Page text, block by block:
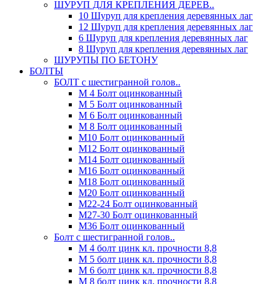
ШУРУП ДЛЯ КРЕПЛЕНИЯ ДЕРЕВ..
10 Шуруп для крепления деревянных лаг
12 Шуруп для крепления деревянных лаг
6 Шуруп для крепления деревянных лаг
8 Шуруп для крепления деревянных лаг
ШУРУПЫ ПО БЕТОНУ
БОЛТЫ
БОЛТ с шестигранной голов..
М 4 Болт оцинкованный
М 5 Болт оцинкованный
М 6 Болт оцинкованный
М 8 Болт оцинкованный
М10 Болт оцинкованный
М12 Болт оцинкованный
М14 Болт оцинкованный
М16 Болт оцинкованный
М18 Болт оцинкованный
М20 Болт оцинкованный
М22-24 Болт оцинкованный
М27-30 Болт оцинкованный
М36 Болт оцинкованный
Болт с шестигранной голов..
М 4 болт цинк кл. прочности 8,8
М 5 болт цинк кл. прочности 8,8
М 6 болт цинк кл. прочности 8,8
М 8 болт цинк кл. прочности 8,8